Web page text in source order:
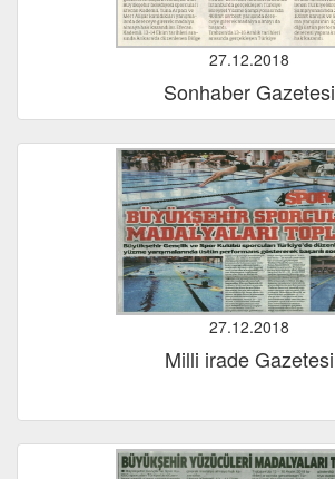
27.12.2018
Sonhaber Gazetesi
27.12.2018
Milli irade Gazetesi